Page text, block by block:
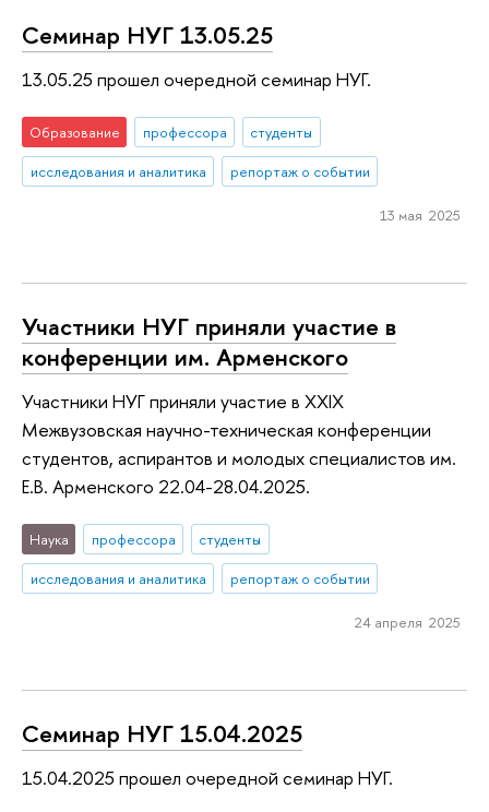
Семинар НУГ 13.05.25
13.05.25 прошел очередной семинар НУГ.
Образование профессора
студенты
исследования и аналитика
репортаж о событии
13 мая 2025
Участники НУГ приняли участие в
конференции им. Арменского
Участники НУГ приняли участие в XXIX
Межвузовская научно-техническая конференции
студентов, аспирантов и молодых специалистов им.
Е.В. Арменского 22.04-28.04.2025.
Наука профессора
студенты
исследования и аналитика
репортаж о событии
24 апреля 2025
Семинар НУГ 15.04.2025
15.04.2025 прошел очередной семинар НУГ.